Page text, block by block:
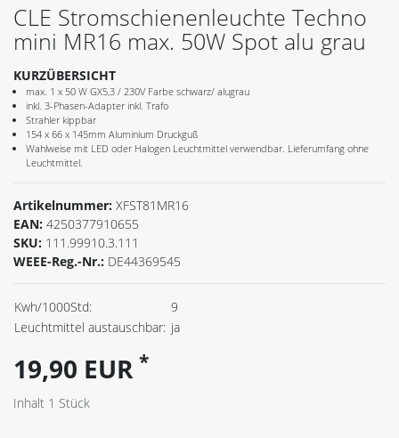
CLE Stromschienenleuchte Techno
mini MR16 max. 50W Spot alu grau
KURZÜBERSICHT
max. 1 x 50 W GX5,3 / 230V Farbe schwarz/ alugrau
inkl. 3-Phasen-Adapter inkl. Trafo
Strahler kippbar
154 x 66 x 145mm Aluminium Druckguß
Wahlweise mit LED oder Halogen Leuchtmittel verwendbar. Lieferumfang ohne
Leuchtmittel.
Artikelnummer: XFST81MR16
EAN: 4250377910655
SKU: 111.99910.3.111
WEEE-Reg.-Nr.: DE44369545
Kwh/1000Std:
9
Leuchtmittel austauschbar: ja
19,90 EUR *
Inhalt 1 Stück